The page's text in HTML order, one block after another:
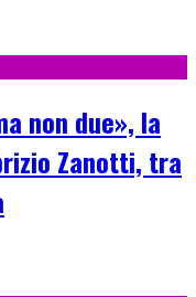
non due», la
Zanotti, tra